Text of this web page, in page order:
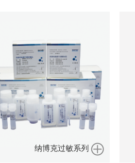
纳博克过敏系列